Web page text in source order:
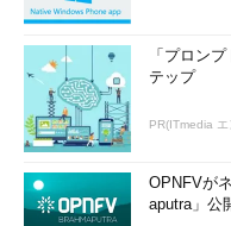
「プロン
テップ
PR(ITmedia
OPNFVが
aputra」公